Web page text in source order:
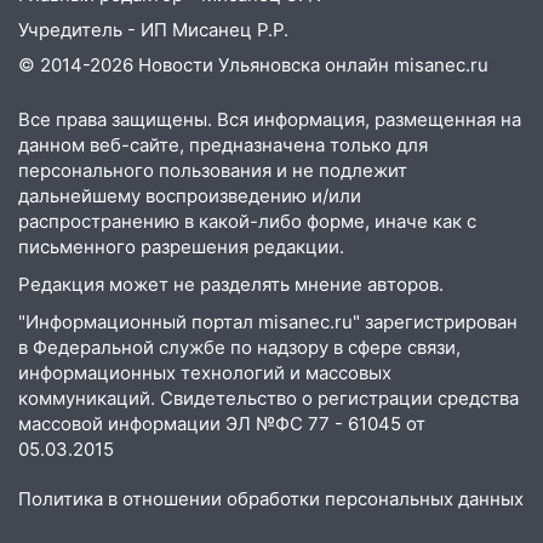
отличные шансы исправить старые
ошибки
06.08.2026
23:20
Прогноз погоды на 7 августа в
Ульяновской области
20:04 Ульяновцев приглашают на забег,
посвящённый Дню воздушного флота
России
19:12
В Ульяновской области
наказали за сокрытие прошлого своего
сотрудник
18:02 В Ульяновск едут звезды
баскетбола!
оставил в силе приговор руководству
Учредитель - ИП Мисанец Р.Р.
© 2014-2026 Новости Ульяновска онлайн misanec.ru
Все права защищены. Вся информация, размещенная на
данном веб-сайте, предназначена только для
персонального пользования и не подлежит
дальнейшему воспроизведению и/или
распространению в какой-либо форме, иначе как с
письменного разрешения редакции.
Редакция может не разделять мнение авторов.
"Информационный портал misanec.ru" зарегистрирован
в Федеральной службе по надзору в сфере связи,
информационных технологий и массовых
коммуникаций. Свидетельство о регистрации средства
массовой информации ЭЛ №ФС 77 - 61045 от
05.03.2015
Политика в отношении обработки персональных данных